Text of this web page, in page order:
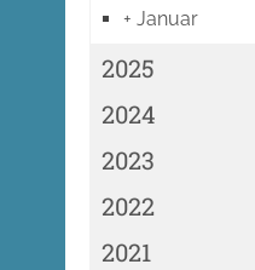
+ Januar
2025
2024
2023
2022
2021